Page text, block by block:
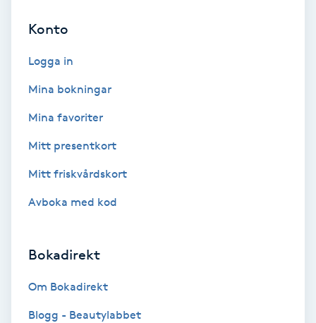
Volymfransar
Vårtor
Yin Yoga
Yoga Nidra
Konto
Logga in
Mina bokningar
Mina favoriter
Mitt presentkort
Mitt friskvårdskort
Avboka med kod
Bokadirekt
Om Bokadirekt
Blogg - Beautylabbet